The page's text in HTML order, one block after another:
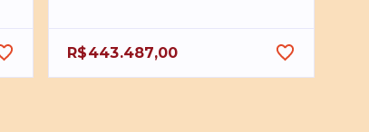
R$443.487,00